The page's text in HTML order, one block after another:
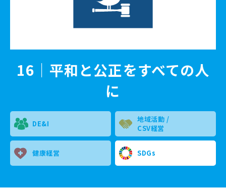
16｜平和と公正をすべての人
に
DE&I
地域活動 /
CSV経営
健康経営 SDGs